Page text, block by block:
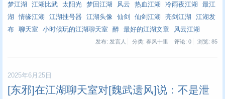
梦江湖
江湖比武 太阳光 梦回江湖 风云 热血江湖 冷雨夜江湖
最江
湖
情缘江湖 江湖挂号器 江湖头像 仙剑 仙剑江湖 亮剑江湖
江湖发
布
聊天室 小时候玩的江湖聊天室 醉 最好的江湖文章 风云江湖
发布: 发言人 分类: 春风十里 评论: 0 浏览: 85
2025年6月25日
[东邪]在江湖聊天室对[魏武遗风]说：不是泄